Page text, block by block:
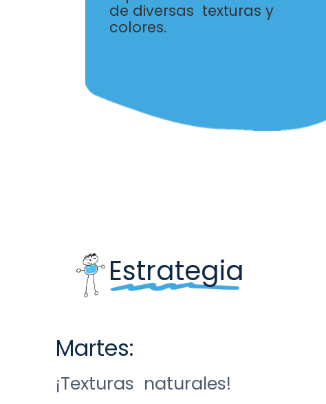
de diversas texturas y
colores.
Estrategia
Martes:
¡Texturas naturales!